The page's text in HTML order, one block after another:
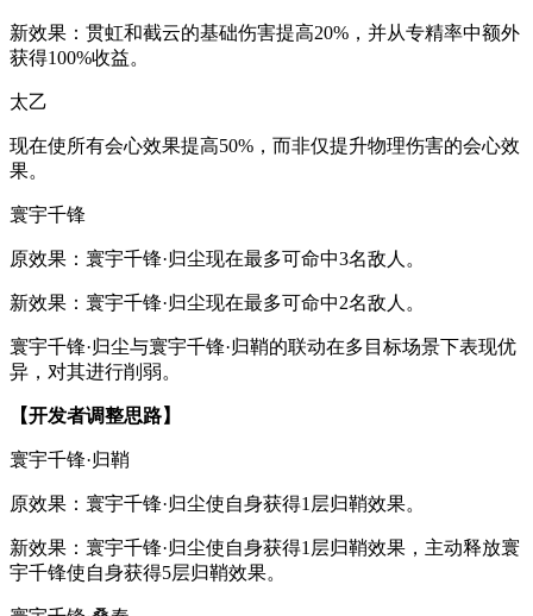
新效果：贯虹和截云的基础伤害提高20%，并从专精率中额外
获得100%收益。
太乙
现在使所有会心效果提高50%，而非仅提升物理伤害的会心效
果。
寰宇千锋
原效果：寰宇千锋·归尘现在最多可命中3名敌人。
新效果：寰宇千锋·归尘现在最多可命中2名敌人。
寰宇千锋·归尘与寰宇千锋·归鞘的联动在多目标场景下表现优
异，对其进行削弱。
【开发者调整思路】
寰宇千锋·归鞘
原效果：寰宇千锋·归尘使自身获得1层归鞘效果。
新效果：寰宇千锋·归尘使自身获得1层归鞘效果，主动释放寰
宇千锋使自身获得5层归鞘效果。